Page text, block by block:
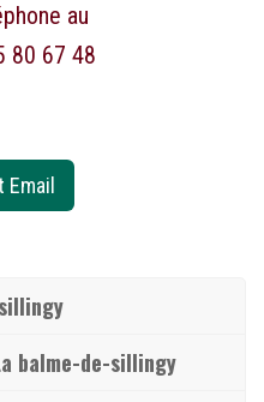
au
80 67 48
balme-de-sillingy